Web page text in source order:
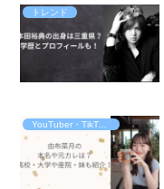
トレンド
YouTuber・TikToker・ｲﾝﾌﾙｴﾝｻｰ